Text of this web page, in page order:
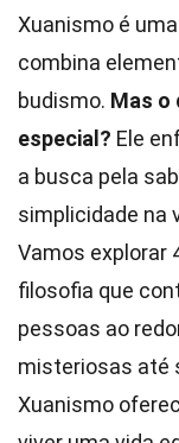
Xuanismo é
combina
budismo. Mas o
especial? Ele
a busca pela
simplicidade na
Vamos explorar
filosofia que
pessoas ao
misteriosas até
Xuanismo